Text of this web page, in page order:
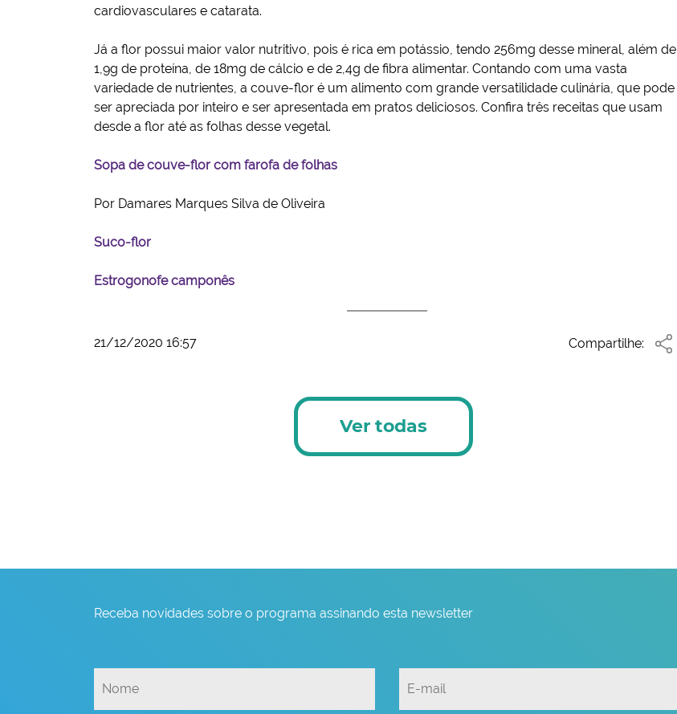
cardiovasculares e catarata.
Já a flor possui maior valor nutritivo, pois é rica em potássio, tendo 256mg desse mineral, além de
1,9g de proteína, de 18mg de cálcio e de 2,4g de fibra alimentar. Contando com uma vasta
variedade de nutrientes, a couve-flor é um alimento com grande versatilidade culinária, que pode
ser apreciada por inteiro e ser apresentada em pratos deliciosos. Confira três receitas que usam
desde a flor até as folhas desse vegetal.
Sopa de couve-flor com farofa de folhas
Por Damares Marques Silva de Oliveira
Suco-flor
Estrogonofe camponês
21/12/2020 16:57 Compartilhe:
Ver todas
Receba novidades sobre o programa assinando esta newsletter